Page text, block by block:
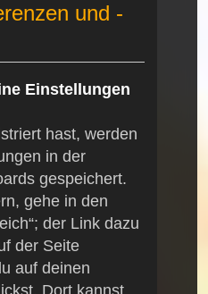
und -
Einstellungen
hast, werden
in der
gespeichert.
gehe in den
der Link dazu
der Seite
auf deinen